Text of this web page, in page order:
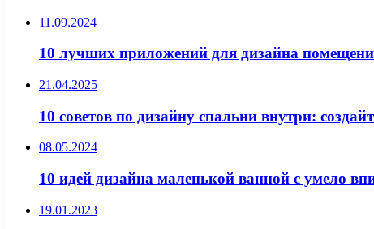
11.09.2024
10 лучших приложений для дизайна
21.04.2025
10 советов по дизайну спальни внутри:
08.05.2024
10 идей дизайна маленькой ванной с умело
19.01.2023